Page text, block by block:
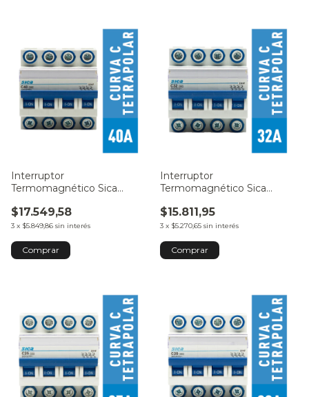
Interruptor
Termomagnético Sica
$17.549,58
3 x $5.849,86 sin interés
Interruptor
Termomagnético Sica
$15.811,95
3 x $5.270,65 sin interés